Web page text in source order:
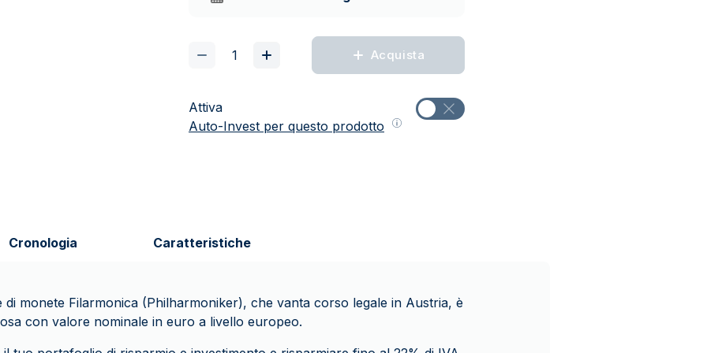
Acquista
Attiva
Auto-Invest per questo prodotto
Cronologia Caratteristiche
di monete Filarmonica (Philharmoniker), che vanta corso legale in Austria, è
con valore nominale in euro a livello europeo.